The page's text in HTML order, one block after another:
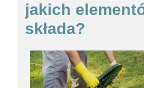
jakich
składa?